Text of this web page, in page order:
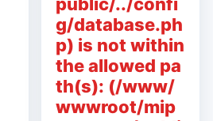
g/database.ph
p) is not within
the allowed pa
th(s): (/www/
wwwroot/mip